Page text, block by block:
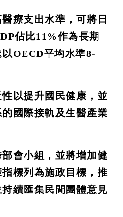
療支出水準，可將日
佔比11%作為長期
OECD平均水準8-
以提升國民健康，並
國際接軌及生醫產業
會小組，並將增加健
標列為施政目標，推
續匯集民間團體意見